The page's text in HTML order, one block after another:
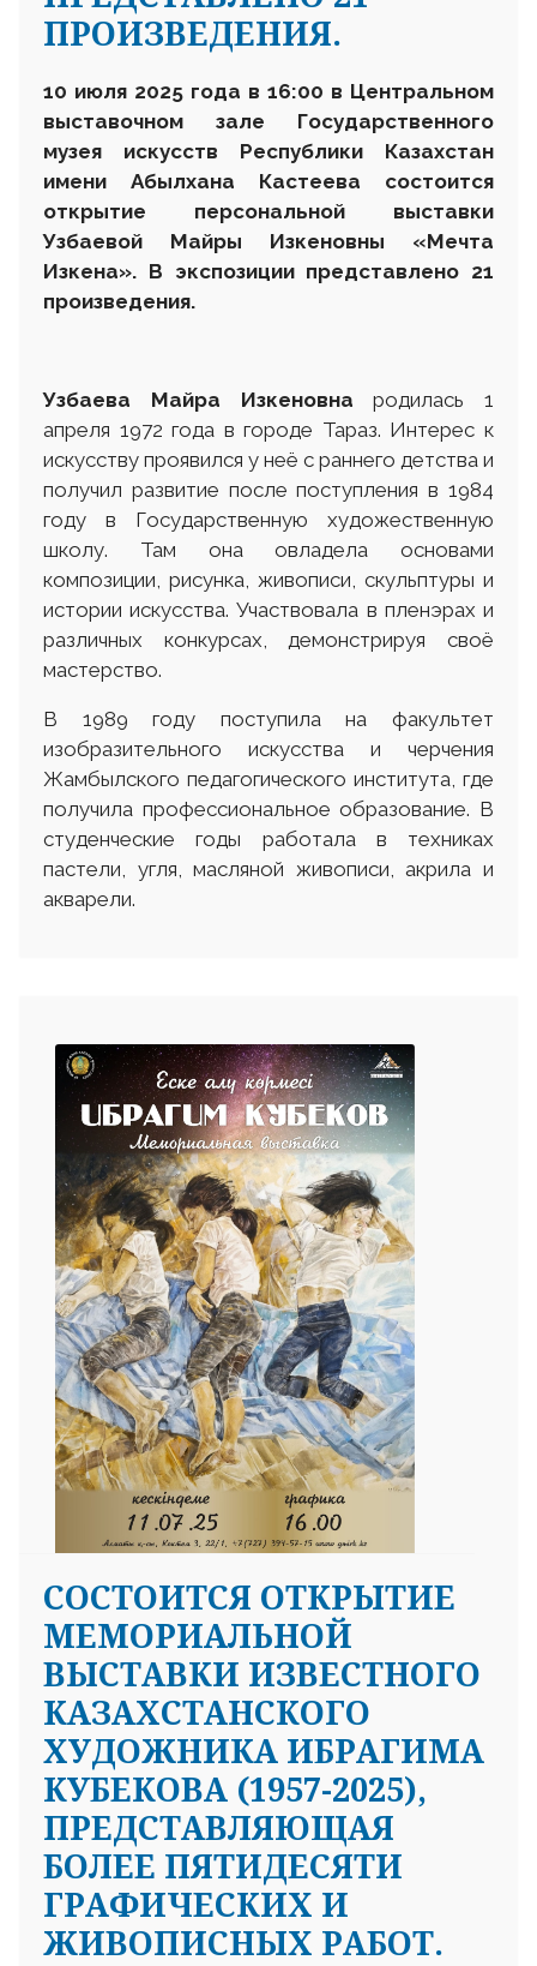
ПРОИЗВЕДЕНИЯ.
10 июля 2025 года в 16:00 в Центральном
выставочном зале Государственного
музея искусств Республики Казахстан
имени Абылхана Кастеева состоится
открытие персональной выставки
Узбаевой Майры Изкеновны «Мечта
Изкена». В экспозиции представлено 21
произведения.
Узбаева Майра Изкеновна родилась 1
апреля 1972 года в городе Тараз. Интерес к
искусству проявился у неё с раннего детства и
получил развитие после поступления в 1984
году в Государственную художественную
школу. Там она овладела основами
композиции, рисунка, живописи, скульптуры и
истории искусства. Участвовала в пленэрах и
различных конкурсах, демонстрируя своё
мастерство.
В 1989 году поступила на факультет
изобразительного искусства и черчения
Жамбылского педагогического института, где
получила профессиональное образование. В
студенческие годы работала в техниках
пастели, угля, масляной живописи, акрила и
акварели.
СОСТОИТСЯ ОТКРЫТИЕ
МЕМОРИАЛЬНОЙ
ВЫСТАВКИ ИЗВЕСТНОГО
КАЗАХСТАНСКОГО
ХУДОЖНИКА ИБРАГИМА
КУБЕКОВА (1957-2025),
ПРЕДСТАВЛЯЮЩАЯ
БОЛЕЕ ПЯТИДЕСЯТИ
ГРАФИЧЕСКИХ И
ЖИВОПИСНЫХ РАБОТ.